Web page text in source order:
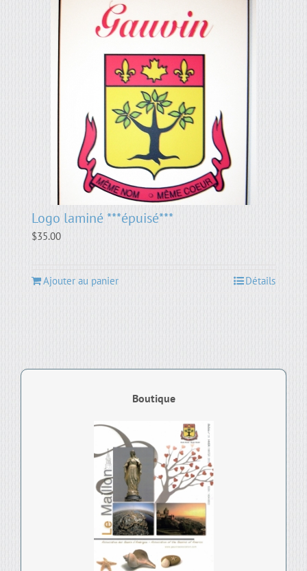
Logo laminé ***épuisé***
$35.00
Ajouter au panier Détails
Boutique